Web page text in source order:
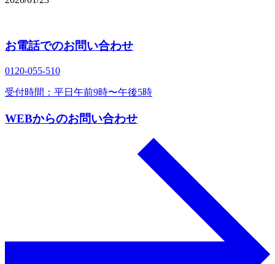
お電話でのお問い合わせ
0120‐055‐510
受付時間：平日午前9時〜午後5時
WEBからのお問い合わせ